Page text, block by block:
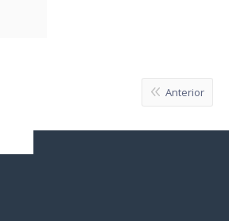
Anterior